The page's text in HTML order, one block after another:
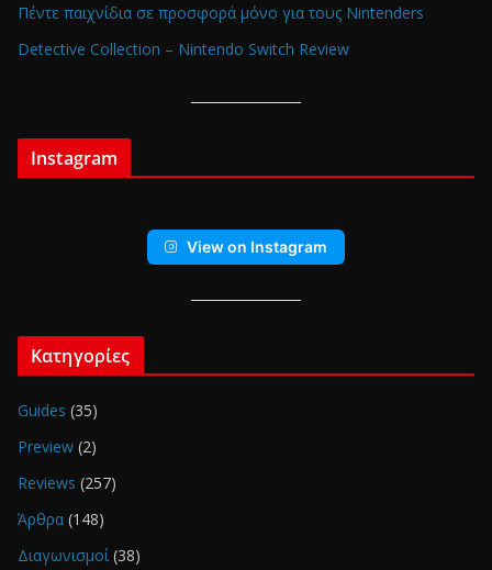
Πέντε παιχνίδια σε προσφορά μόνο για τους Nintenders
Detective Collection – Nintendo Switch Review
Instagram
View on Instagram
Κατηγορίες
Guides (35)
Preview (2)
Reviews (257)
Άρθρα (148)
Διαγωνισμοί(38)